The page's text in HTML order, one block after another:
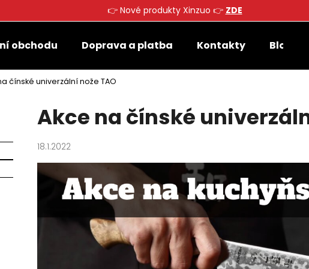
👉 Nové produkty Xinzuo 👉 ZDE
obchodu Doprava a platba Kontakty Blog
čínské univerzální nože TAO
Akce na čínské
18.1.2022
Co potřebujete najít?
HLEDAT
Doporučujeme